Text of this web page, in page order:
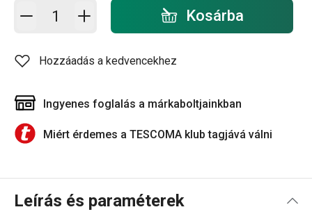
Kosárba - mennyiség Kosárba
Hozzáadás a kedvencekhez
Ingyenes foglalás a márkaboltjainkban
Miért érdemes a TESCOMA klub tagjává válni
Leírás és paraméterek